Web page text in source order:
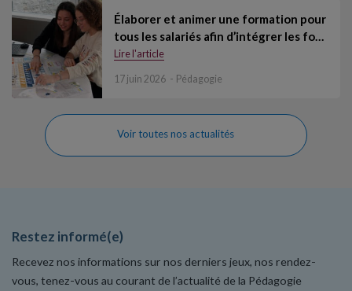
Élaborer et animer une formation pour
tous les salariés afin d’intégrer les fo…
Lire l'article
17 juin 2026 Pédagogie
Voir toutes nos actualités
Restez informé(e)
Recevez nos informations sur nos derniers jeux, nos rendez-
vous, tenez-vous au courant de l’actualité de la Pédagogie